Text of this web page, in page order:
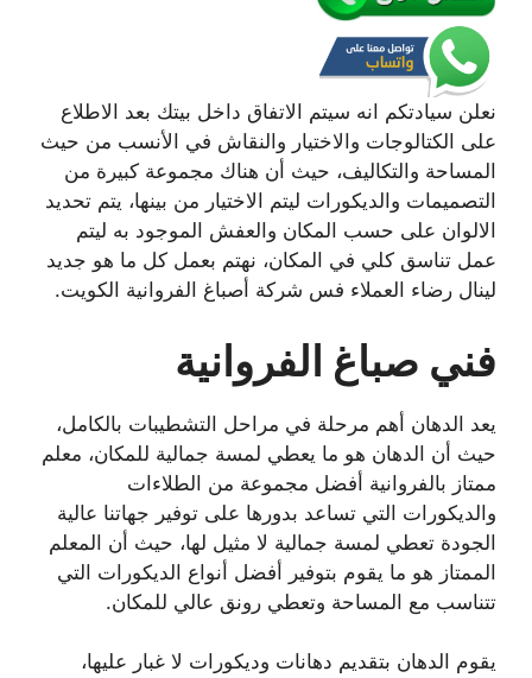
نعلن سيادتكم انه سيتم الاتفاق داخل بيتك بعد الاطلاع
على الكتالوجات والاختيار والنقاش في الأنسب من حيث
المساحة والتكاليف، حيث أن هناك مجموعة كبيرة من
التصميمات والديكورات ليتم الاختيار من بينها، يتم تحديد
الالوان على حسب المكان والعفش الموجود به ليتم
عمل تناسق كلي في المكان، نهتم بعمل كل ما هو جديد
لينال رضاء العملاء فس شركة أصباغ الفروانية الكويت.
فني صباغ الفروانية
يعد الدهان أهم مرحلة في مراحل التشطيبات بالكامل،
حيث أن الدهان هو ما يعطي لمسة جمالية للمكان، معلم
ممتاز بالفروانية أفضل مجموعة من الطلاءات
والديكورات التي تساعد بدورها على توفير جهاتنا عالية
الجودة تعطي لمسة جمالية لا مثيل لها، حيث أن المعلم
الممتاز هو ما يقوم بتوفير أفضل أنواع الديكورات التي
تتناسب مع المساحة وتعطي رونق عالي للمكان.
يقوم الدهان بتقديم دهانات وديكورات لا غبار عليها،